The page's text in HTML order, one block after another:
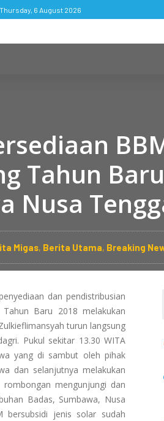
Thursday, 6 August 2026
Tahun
Nusa
Migas, Berita Utama, Breaking
dan pendistribusian
Baru 2018 melakukan
turun langsung
Pukul sekitar 13.30 WITA
yang di sambut oleh pihak
dan selanjutnya melakukan
mengunjungi dan
Badas, Sumbawa, Nusa
bersubsidi jenis solar sudah